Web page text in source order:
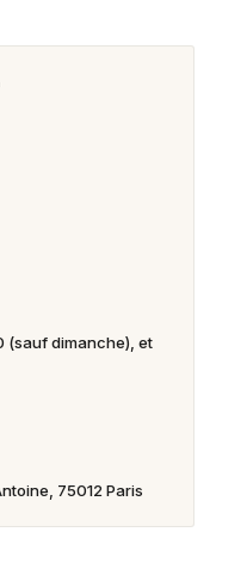
(sauf dimanche), et
75012 Paris